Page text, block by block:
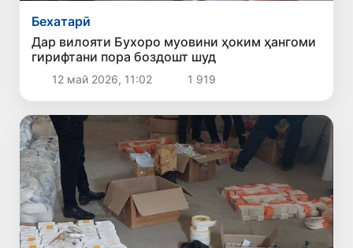
Бехатарӣ
Дар вилояти Бухоро муовини ҳоким ҳангоми
гирифтани пора боздошт шуд
12 май 2026, 11:02 1 919